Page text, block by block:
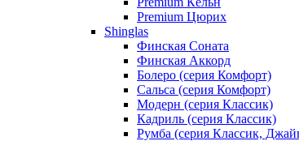
Premium Цюрих
Shinglas
Финская Соната
Финская Аккорд
Болеро (серия Комфорт)
Сальса (серия Комфорт)
Модерн (серия Классик)
Кадриль (серия Классик)
Румба (серия Классик,